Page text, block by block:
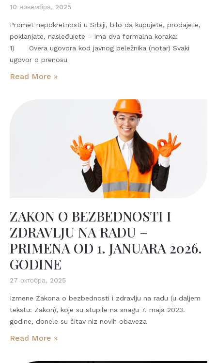
10 новембра, 2025
Promet nepokretnosti u Srbiji, bilo da kupujete, prodajete,
poklanjate, nasleđujete – ima dva formalna koraka:
1) Overa ugovora kod javnog beležnika (notar) Svaki
ugovor o prenosu
Read More »
ZAKON O BEZBEDNOSTI I
ZDRAVLJU NA RADU –
PRIMENA OD 1. JANUARA 2026.
GODINE
27 октобра, 2025
Izmene Zakona o bezbednosti i zdravlju na radu (u daljem
tekstu: Zakon), koje su stupile na snagu 7. maja 2023.
godine, donele su čitav niz novih obaveza
Read More »